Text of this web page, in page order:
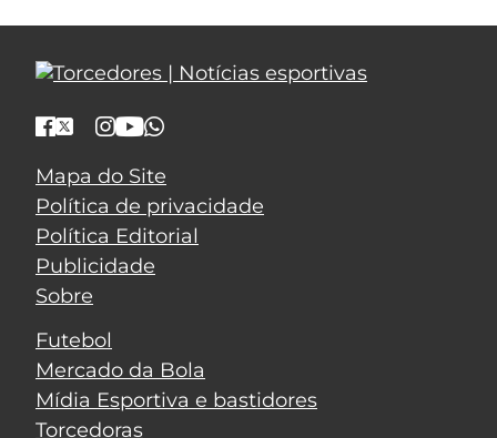
Mapa do Site
Política de privacidade
Política Editorial
Publicidade
Sobre
Futebol
Mercado da Bola
Mídia Esportiva e bastidores
Torcedoras